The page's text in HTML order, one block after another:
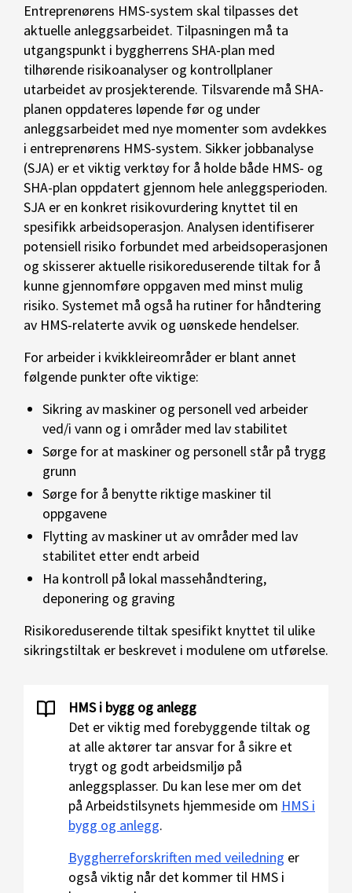
Entreprenørens HMS-system skal tilpasses det
aktuelle anleggsarbeidet. Tilpasningen må ta
utgangspunkt i byggherrens SHA-plan med
tilhørende risikoanalyser og kontrollplaner
utarbeidet av prosjekterende. Tilsvarende må SHA-
planen oppdateres løpende før og under
anleggsarbeidet med nye momenter som avdekkes
i entreprenørens HMS-system. Sikker jobbanalyse
(SJA) er et viktig verktøy for å holde både HMS- og
SHA-plan oppdatert gjennom hele anleggsperioden.
SJA er en konkret risikovurdering knyttet til en
spesifikk arbeidsoperasjon. Analysen identifiserer
potensiell risiko forbundet med arbeidsoperasjonen
og skisserer aktuelle risikoreduserende tiltak for å
kunne gjennomføre oppgaven med minst mulig
risiko. Systemet må også ha rutiner for håndtering
av HMS-relaterte avvik og uønskede hendelser.
For arbeider i kvikkleireområder er blant annet
følgende punkter ofte viktige:
Sikring av maskiner og personell ved arbeider
ved/i vann og i områder med lav stabilitet
Sørge for at maskiner og personell står på trygg
grunn
Sørge for å benytte riktige maskiner til
oppgavene
Flytting av maskiner ut av områder med lav
stabilitet etter endt arbeid
Ha kontroll på lokal massehåndtering,
deponering og graving
Risikoreduserende tiltak spesifikt knyttet til ulike
sikringstiltak er beskrevet i modulene om utførelse.
HMS i bygg og anlegg
Det er viktig med forebyggende tiltak og
at alle aktører tar ansvar for å sikre et
trygt og godt arbeidsmiljø på
anleggsplasser. Du kan lese mer om det
på Arbeidstilsynets hjemmeside om HMS i
bygg og anlegg.
Byggherreforskriften med veiledning er
også viktig når det kommer til HMS i